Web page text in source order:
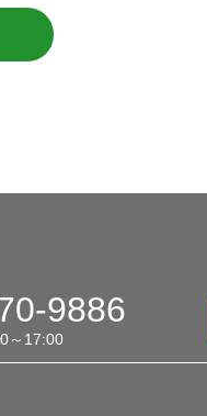
9886
～17:00